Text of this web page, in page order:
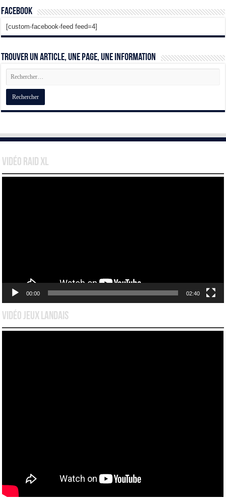
Facebook
[custom-facebook-feed feed=4]
Trouver un article, une page, une information
Vidéo Raid XL
00:00 02:40
Vidéo Jeux Landais